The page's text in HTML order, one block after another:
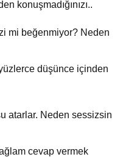
konuşmadığınızı..
mi beğenmiyor? Neden
yüzlerce düşünce içinden
atarlar. Neden sessizsin
cevap vermek